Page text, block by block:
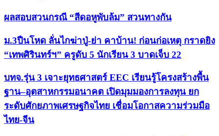
ผลสอบสวนกรณี “สีดอหูพับล้ม” สวนทางกัน
ม.3ปืนโหด ลั่นไกฆ่าปู่-ย่า คาบ้าน! ก่อนก่อเหตุ กราดยิง
“เทพศิรินทร์ฯ” ครูดับ 5 นักเรียน 3 บาดเจ็บ 22
บทจ.รุ่น 3 เจาะยุทธศาสตร์ EEC เรียนรู้โครงสร้างพื้น
ฐาน–อุตสาหกรรมอนาคต เปิดมุมมองการลงทุน ยก
ระดับศักยภาพเศรษฐกิจไทย เชื่อมโอกาสความร่วมมือ
ไทย-จีน